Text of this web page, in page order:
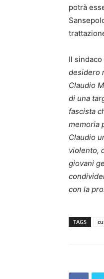
potrà
Il
desidero
Claudio
di una
fascista
memoria
Claudio
violento,
giovani
con la
TAGS